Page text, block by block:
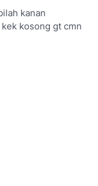
kanan
kosong gt cmn